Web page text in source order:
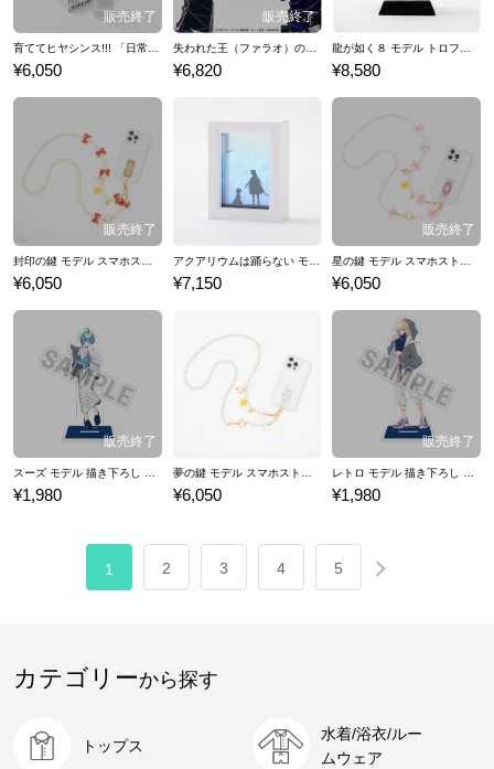
¥6,050
失われた王（ファラオ）の記憶 モデル ペーパーウェイト 遊☆戯☆王デュエルモンスターズ
¥6,820 ¥8,580
¥6,050
アクアリウムは踊らない モデル フレーム型加湿器
¥7,150 ¥6,050
スーズ モデル 描き下ろし アクリルスタンド アクアリウムは踊らない
¥1,980
夢の鍵 モデル スマホストラップ&フォンタブ カードキャプターさくら クリアカード編
¥6,050
レトロ モデル 描き下ろし アクリルスタンド アクアリウムは踊らない
¥1,980
1 2 3 4 5
カテゴリーから探す
トップス
水着/浴衣/ルー
ムウェア